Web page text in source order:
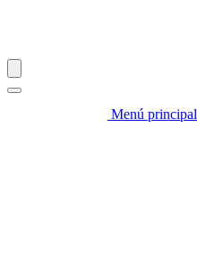
Menú principal